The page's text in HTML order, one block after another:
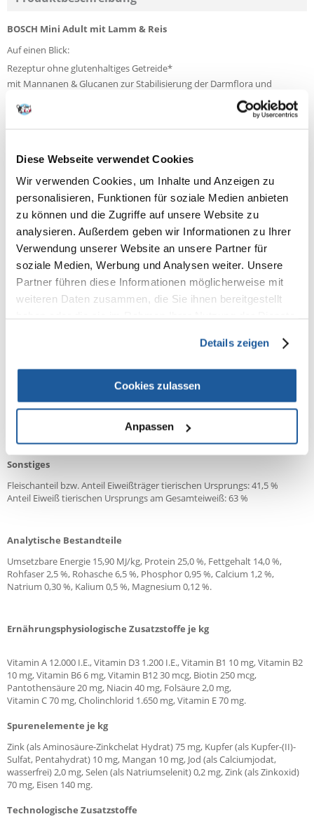
Diese Webseite verwendet Cookies
Wir verwenden Cookies, um Inhalte und Anzeigen zu
personalisieren, Funktionen für soziale Medien anbieten
zu können und die Zugriffe auf unsere Website zu
analysieren. Außerdem geben wir Informationen zu Ihrer
Verwendung unserer Website an unsere Partner für
soziale Medien, Werbung und Analysen weiter. Unsere
Partner führen diese Informationen möglicherweise mit
weiteren Daten zusammen, die Sie ihnen bereitgestellt
Details zeigen
Cookies zulassen
Anpassen
BOSCH Mini Adult mit Lamm & Reis
Auf einen Blick:
Rezeptur ohne glutenhaltiges Getreide*
mit Mannanen & Glucanen zur Stabilisierung der Darmflora und
magenschonend & leicht verdaulicht
kleinere Hunde (bis 15 kg Endgewicht) entwickelt, die häufig sehr
wählerisch sind.
Mini Adult mit Lamm & Reis ist besonders für ernährungssensible
Hunde geeignet, da es ohne glutenhaltiges Getreide hergestellt wird
und neben frischem Geflügel (25 %) Lammfleischmehl mit geringem
allergenem Potential enthält. Durch den Einsatz unseres Immun-
Komplexes aus Mannanen & Glucanen wird die Darmflora stabilisiert,
sowie das Immunsystem gestärkt.
* Selbst bei größter Sorgfalt in der Herstellung und Verpackung unserer
Frisches Geflügel (25 %), Reis (15 %), Mais, Hirse, Lammprotein
(getrocknet, 5 %), Geflügelprotein (getrocknet), Maisprotein
(getrocknet), Rübentrockenschnitzel (entzuckert), Geflügelfett,
Proteinhydrolysat, Vollei (getrocknet), Grieben (getrocknet), Fischmehl,
Mannanoligosaccharide, 0,06 % Beta-Glucane), Natriumchlorid,
Grünlippmuschelextrakt (0,1 %), Kaliumchlorid, Chicorée (getrocknet).
Sonstiges
Fleischanteil bzw. Anteil Eiweißträger tierischen Ursprungs: 41,5 %
Anteil Eiweiß tierischen Ursprungs am Gesamteiweiß: 63 %
Analytische Bestandteile
Umsetzbare Energie 15,90 MJ/kg, Protein 25,0 %, Fettgehalt 14,0 %,
Rohfaser 2,5 %, Rohasche 6,5 %, Phosphor 0,95 %, Calcium 1,2 %,
Natrium 0,30 %, Kalium 0,5 %, Magnesium 0,12 %.
Ernährungsphysiologische Zusatzstoffe je kg
Vitamin A 12.000 I.E., Vitamin D3 1.200 I.E., Vitamin B1 10 mg, Vitamin B2
10 mg, Vitamin B6 6 mg, Vitamin B12 30 mcg, Biotin 250 mcg,
Pantothensäure 20 mg, Niacin 40 mg, Folsäure 2,0 mg,
Vitamin C 70 mg, Cholinchlorid 1.650 mg, Vitamin E 70 mg.
Spurenelemente je kg
Zink (als Aminosäure-Zinkchelat Hydrat) 75 mg, Kupfer (als Kupfer-(II)-
Sulfat, Pentahydrat) 10 mg, Mangan 10 mg, Jod (als Calciumjodat,
wasserfrei) 2,0 mg, Selen (als Natriumselenit) 0,2 mg, Zink (als Zinkoxid)
70 mg, Eisen 140 mg.
Technologische Zusatzstoffe